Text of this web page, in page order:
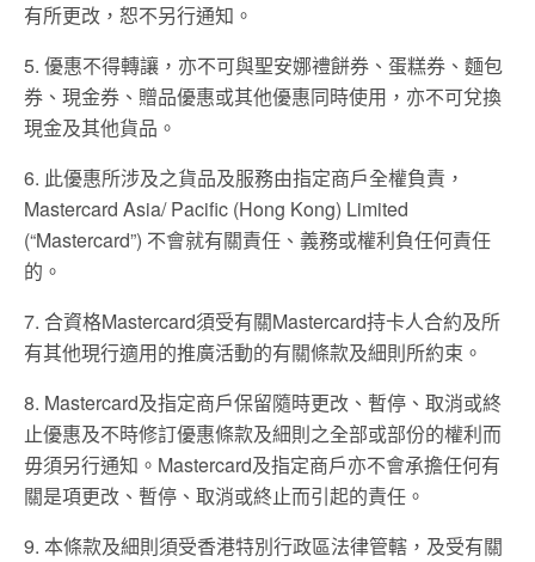
有所更改，恕不另⾏通知。
5. 優惠不得轉讓，亦不可與聖安娜禮餅券、蛋糕券、麵包
券、現⾦券、贈品優惠或其他優惠同時使⽤，亦不可兌換
現⾦及其他貨品。
6. 此優惠所涉及之貨品及服務由指定商⼾全權負責，
Mastercard Asia/ Pacific (Hong Kong) Limited
(“Mastercard”) 不會就有關責任、義務或權利負任何責任
的。
7. 合資格Mastercard須受有關Mastercard持卡⼈合約及所
有其他現⾏適⽤的推廣活動的有關條款及細則所約束。
8. Mastercard及指定商⼾保留隨時更改、暫停、取消或終
⽌優惠及不時修訂優惠條款及細則之全部或部份的權利⽽
毋須另⾏通知。Mastercard及指定商⼾亦不會承擔任何有
關是項更改、暫停、取消或終⽌⽽引起的責任。
9. 本條款及細則須受香港特別⾏政區法律管轄，及受有關